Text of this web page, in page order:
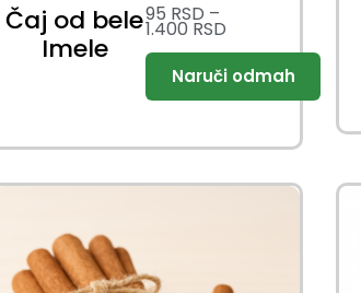
Čaj od bele
Imele
95 RSD –
1.400 RSD